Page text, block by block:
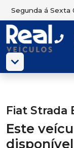
Segunda á Sexta
Fiat Strada
Este